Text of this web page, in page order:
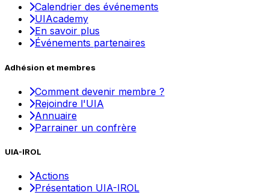
Calendrier des événements
UIAcademy
En savoir plus
Événements partenaires
Adhésion et membres
Comment devenir membre ?
Rejoindre l'UIA
Annuaire
Parrainer un confrère
UIA-IROL
Actions
Présentation UIA-IROL